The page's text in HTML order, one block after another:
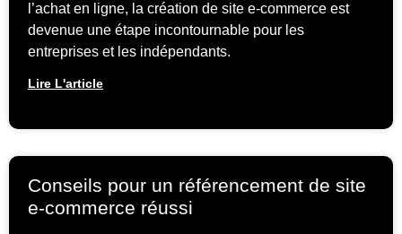
l’achat en ligne, la création de site e-commerce est
devenue une étape incontournable pour les
entreprises et les indépendants.
Lire L'article
Conseils pour un référencement de site
e-commerce réussi